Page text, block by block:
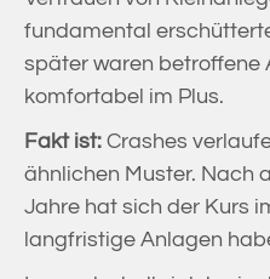
fundamental
später waren betroffene
komfortabel im Plus.
Fakt ist: Crashes
ähnlichen Muster. Nach
Jahre hat sich der Kurs
langfristige Anlagen